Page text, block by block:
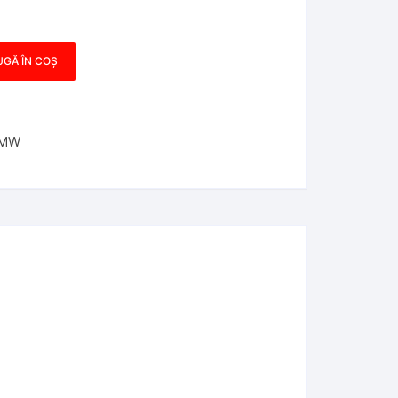
ÎN COȘ